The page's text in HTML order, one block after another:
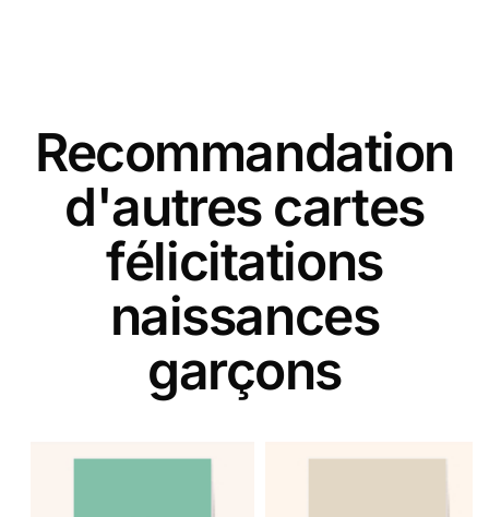
Recommandation
d'autres cartes
félicitations
naissances
garçons